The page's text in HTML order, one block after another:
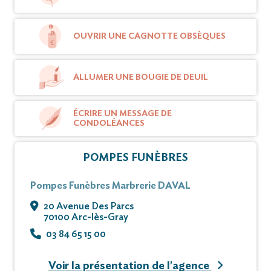
Condoléances sur registre
Vous pouvez déposer vos messages de
condoléances et témoignages sur ce site.
Cet avis tient lieu de faire-part et de
remerciements.
OUVRIR UNE CAGNOTTE OBSÈQUES
ALLUMER UNE BOUGIE DE DEUIL
ÉCRIRE UN MESSAGE DE
CONDOLÉANCES
POMPES FUNÈBRES
Pompes Funèbres Marbrerie DAVAL
20 Avenue Des Parcs
70100 Arc-lès-Gray
03 84 65 15 00
Voir la présentation de l'agence